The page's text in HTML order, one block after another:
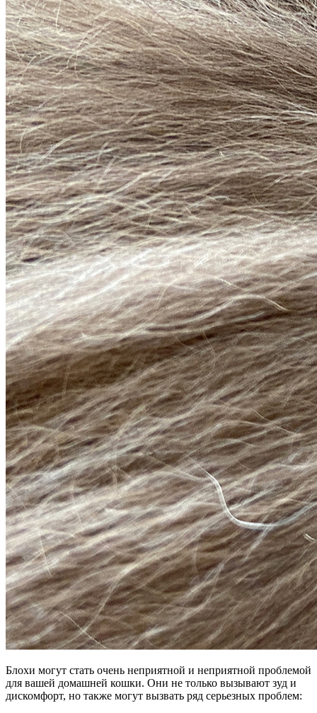
Блохи могут стать очень неприятной и неприятной проблемой
для вашей домашней кошки. Они не только вызывают зуд и
дискомфорт, но также могут вызвать ряд серьезных проблем: